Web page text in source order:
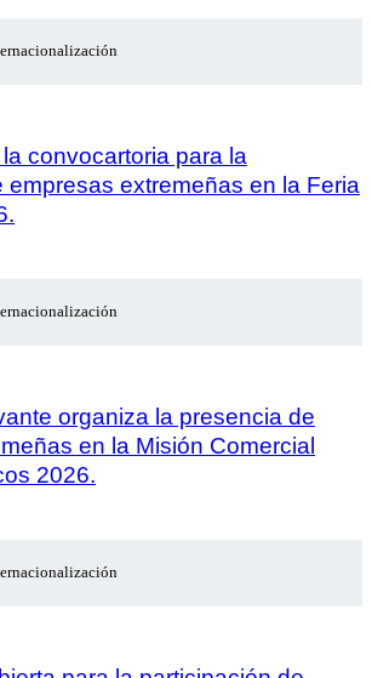
convocartoria para la
empresas extremeñas en la Feria
organiza la presencia de
en la Misión Comercial
2026.